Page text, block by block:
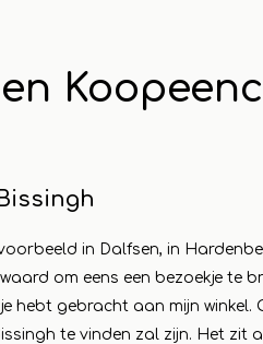
in Dalfsen, in
om eens een bezoekje te
hebt gebracht aan mijn winkel.
te vinden zal zijn. Het zit
Maak van
een compleet
dagje uit